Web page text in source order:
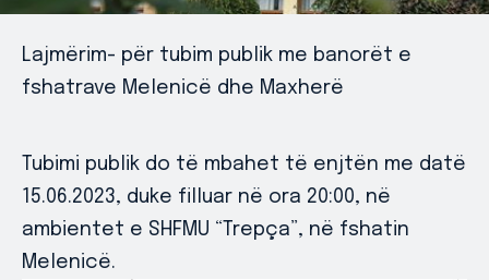
Lajmërim- për tubim publik me banorët e
fshatrave Melenicë dhe Maxherë
Tubimi publik do të mbahet të enjtën me datë
15.06.2023, duke filluar në ora 20:00, në
ambientet e SHFMU “Trepça”, në fshatin
Melenicë.